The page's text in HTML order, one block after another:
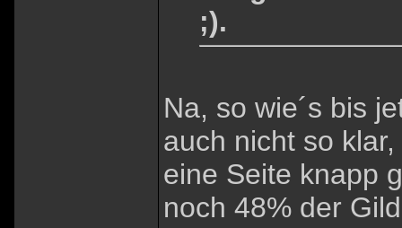
;).
Na, so wie´s bis
auch nicht so
eine Seite knapp
noch 48% der